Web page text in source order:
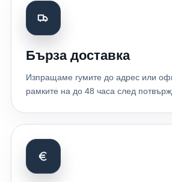
Бърза доставка
Изпращаме гумите до адрес или
рамките на до 48 часа след